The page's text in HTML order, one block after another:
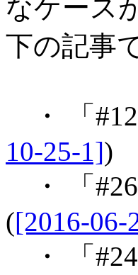
なケース
下の記事
・ 「
10-25-1])
・ 「
([2016-06-
・ 「